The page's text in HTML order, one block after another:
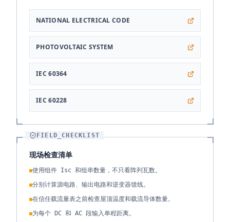
NATIONAL ELECTRICAL CODE
PHOTOVOLTAIC SYSTEM
IEC 60364
IEC 60228
FIELD_CHECKLIST
现场检查清单
使用组件 Isc 和组串数量，不只看阵列瓦数。
分别计算源电路、输出电路和逆变器馈线。
在信任载流量表之前检查屋顶温度和载流导体数量。
为每个 DC 和 AC 段输入单程距离。